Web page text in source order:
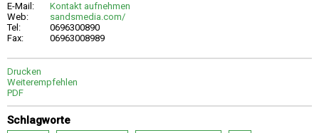
E-Mail:
Kontakt aufnehmen
Web:
sandsmedia.com/
Tel:
0696300890
Fax:
06963008989
Drucken
Weiterempfehlen
PDF
Schlagworte